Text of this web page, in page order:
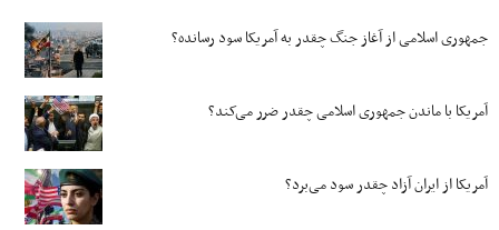
جمهوری اسلامی از آغاز جنگ چقدر به آمریکا سود رسانده؟
آمریکا با ماندن جمهوری اسلامی چقدر ضرر می‌کند؟
آمریکا از ایران آزاد چقدر سود می‌برد؟